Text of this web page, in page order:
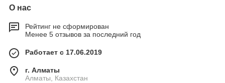
О нас
Рейтинг не сформирован
Менее 5 отзывов за последний год
Работает с 17.06.2019
г. Алматы
Алматы, Казахстан